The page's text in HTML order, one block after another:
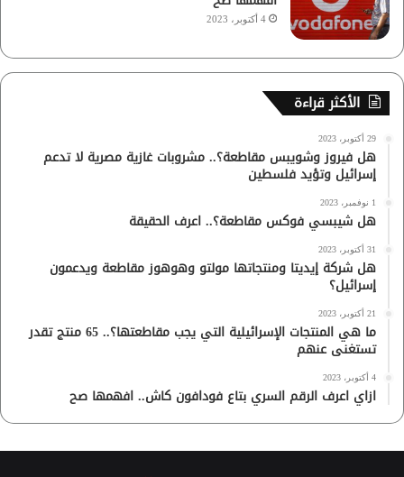
4 أكتوبر، 2023
الأكثر قراءة
29 أكتوبر، 2023
هل فيروز وشويبس مقاطعة؟.. مشروبات غازية مصرية لا تدعم
إسرائيل وتؤيد فلسطين
1 نوفمبر، 2023
هل شيبسي فوكس مقاطعة؟.. اعرف الحقيقة
31 أكتوبر، 2023
هل شركة إيديتا ومنتجاتها مولتو وهوهوز مقاطعة ويدعمون
إسرائيل؟
21 أكتوبر، 2023
ما هي المنتجات الإسرائيلية التي يجب مقاطعتها؟.. 65 منتج تقدر
تستغنى عنهم
4 أكتوبر، 2023
ازاي اعرف الرقم السري بتاع فودافون كاش.. افهمها صح